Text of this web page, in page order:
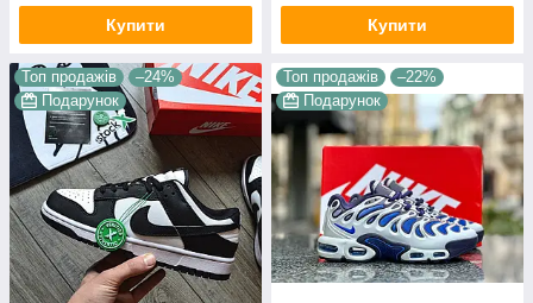
Купити Купити
Топ продажів
–24%
Подарунок
Топ продажів
–22%
Подарунок